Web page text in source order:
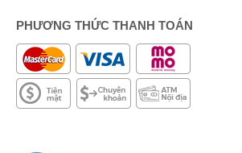
PHƯƠNG THỨC THANH TOÁN